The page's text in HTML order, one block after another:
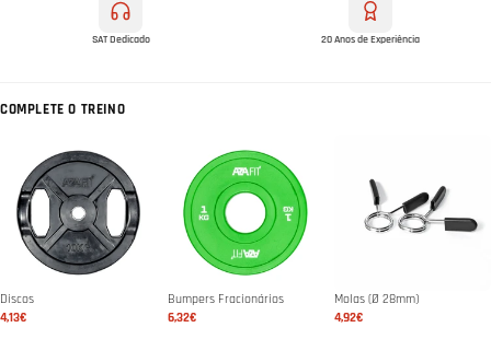
SAT Dedicado 20 Anos de Experiência
COMPLETE O TREINO
Discos
4,13€
Bumpers Fracionários
6,32€
Molas (Ø 28mm)
4,92€